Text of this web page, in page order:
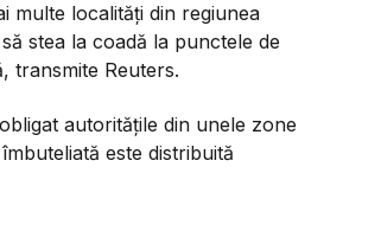
multe localităţi din regiunea
stea la coadă la punctele de
transmite Reuters.
autorităţile din unele zone
este distribuită